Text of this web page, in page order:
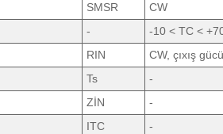
SMSR CW
- -10 < TC <
RIN CW, çıxış
Ts -
ZİN -
ITC -